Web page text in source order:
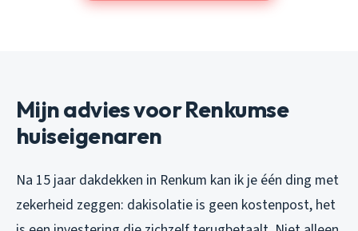
Mijn advies voor Renkumse
huiseigenaren
Na 15 jaar dakdekken in Renkum kan ik je één ding met
zekerheid zeggen: dakisolatie is geen kostenpost, het